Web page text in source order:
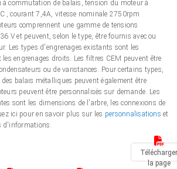
à commutation de balais, tension du moteur à
, courant 7,4A, vitesse nominale 2750rpm
comprennent une gamme de tensions
V et peuvent, selon le type, être fournis avec ou
Les types d'engrenages existants sont les
les engrenages droits. Les filtres CEM peuvent être
ou de varistances. Pour certains types,
balais métalliques peuvent également être
peuvent être personnalisés sur demande. Les
sont les dimensions de l'arbre, les connexions de
ici pour en savoir plus sur les personnalisationset
d'informations.
Télécharger
la page